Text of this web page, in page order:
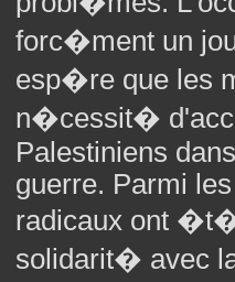
forc�ment un
esp�re que les
n�cessit�
Palestiniens
guerre. Parmi
radicaux ont
solidarit� avec